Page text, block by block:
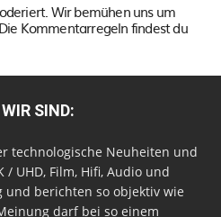
Wir bemühen uns um
Kommentarregeln findest du
SIND:
technologische Neuheiten und
UHD, Film, Hifi, Audio und
berichten so objektiv wie
darf bei so einem